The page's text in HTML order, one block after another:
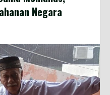
Negara